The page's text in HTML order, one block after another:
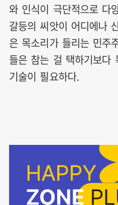
와 인식이 극단적으로 다
갈등의 씨앗이 어디에나
은 목소리가 들리는 민주
들은 참는 걸 택하기보다
기술이 필요하다.